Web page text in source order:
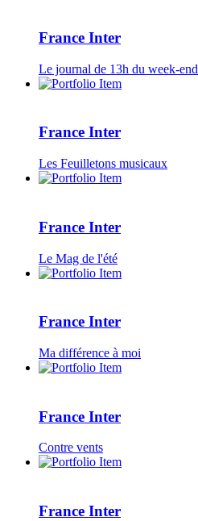
France Inter
Le journal de 13h du week-end
France Inter
Les Feuilletons musicaux
France Inter
Le Mag de l'été
France Inter
Ma différence à moi
France Inter
Contre vents
France Inter